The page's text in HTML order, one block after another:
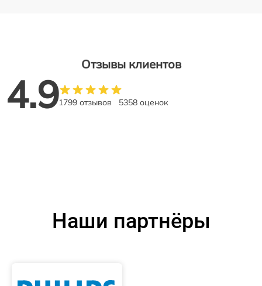
Отзывы клиентов
4.91799 отзывов 5358 оценок
Наши партнёры